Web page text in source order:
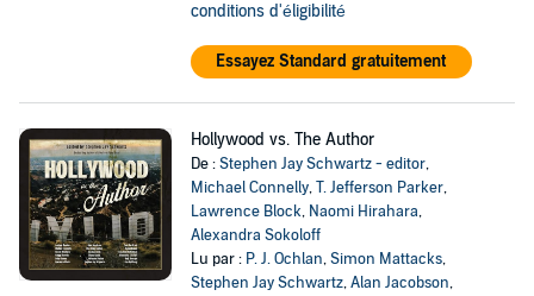
conditions d'éligibilité
Essayez Standard gratuitement
Hollywood vs. The Author
De :Stephen Jay Schwartz - editor,
Michael Connelly,T. Jefferson Parker,
Lawrence Block, Naomi Hirahara,
Alexandra Sokoloff
Lu par : P. J. Ochlan,Simon Mattacks,
Stephen Jay Schwartz,Alan Jacobson,